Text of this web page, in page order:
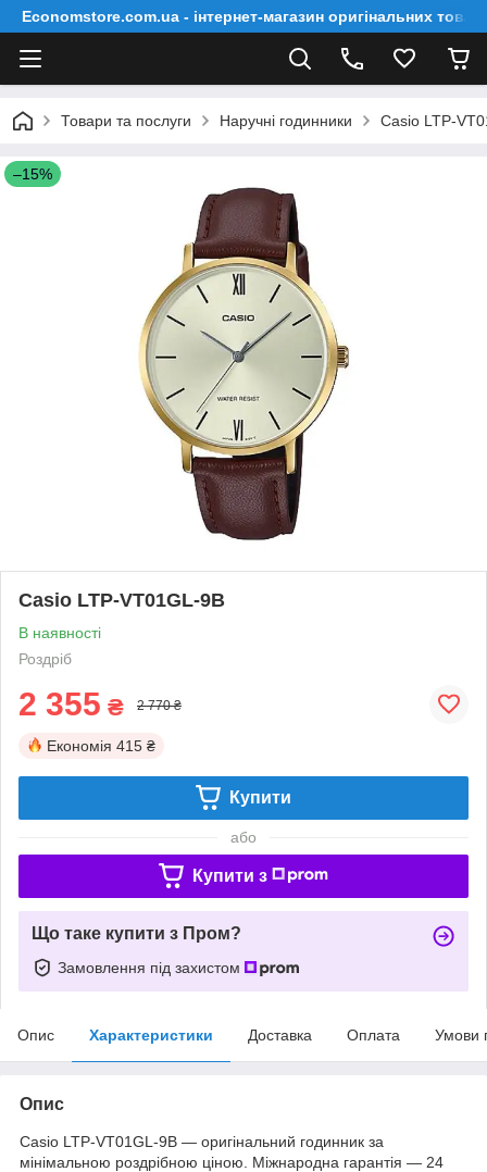
Economstore.com.ua - інтернет-магазин оригінальних
Товари та послуги Наручні годинники Casio LTP-
–15%
Casio LTP-VT01GL-9B
В наявності
Роздріб
2 355 ₴ 2 770 ₴
Економія 415 ₴
Купити
або
Купити з
Що таке купити з Пром?
Замовлення під захистом
Опис Характеристики Доставка Оплата Умови
Опис
Casio LTP-VT01GL-9B — оригінальний годинник за
мінімальною роздрібною ціною. Міжнародна гарантія — 24